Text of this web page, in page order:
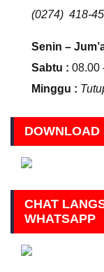
(0274) 418-
Senin –
Sabtu : 08.00
Minggu :
DOWNLOAD
CHAT
WHATSAPP